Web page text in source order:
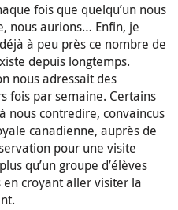
fois que quelqu’un nous
nous aurions… Enfin, je
à peu près ce nombre de
depuis longtemps.
nous adressait des
fois par semaine. Certains
nous contredire, convaincus
canadienne, auprès de
pour une visite
qu’un groupe d’élèves
croyant aller visiter la